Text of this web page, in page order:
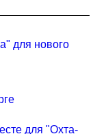
для нового
для "Охта-